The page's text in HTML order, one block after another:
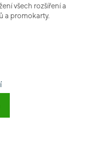
všech rozšíření a
a promokarty.